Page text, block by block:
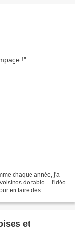
chaque année, j'ai
de table ... l'idée
en faire des
et